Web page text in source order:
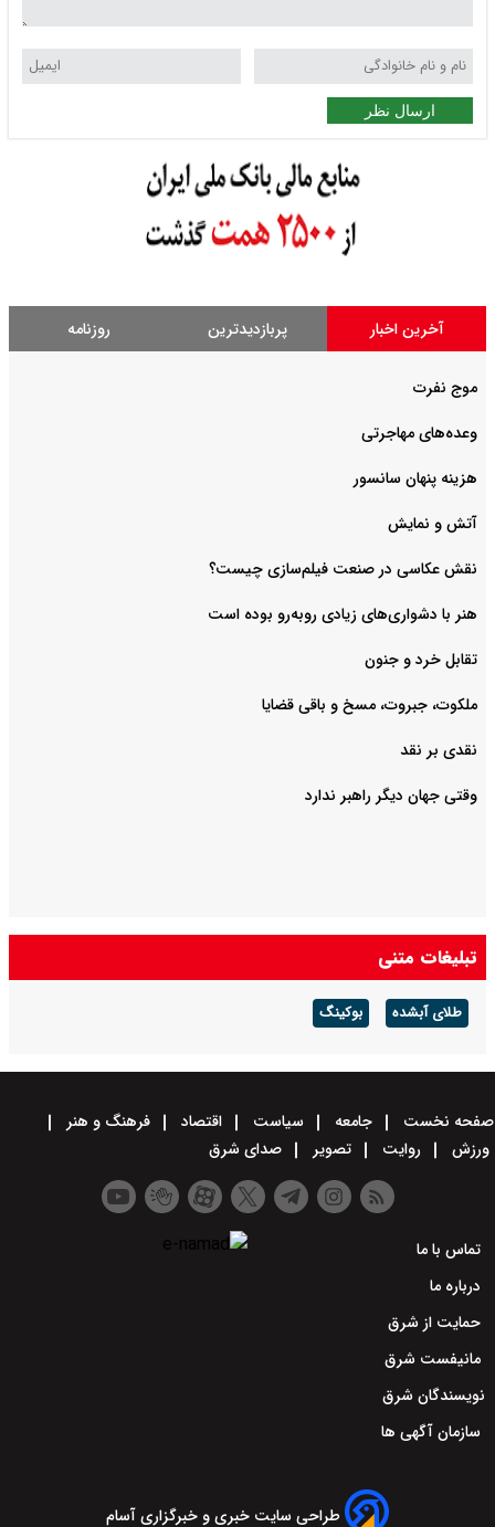
ارسال نظر
آخرین اخبار پربازدیدترین روزنامه
موج نفرت
وعده‌های مهاجرتی
هزینه پنهان سانسور
آتش و نمایش
هنر با دشواری‌های زیادی روبه‌رو بوده است
تقابل خرد و جنون
ملکوت، جبروت، مسخ و باقی قضایا
نقدی بر نقد
وقتی جهان دیگر راهبر ندارد
تبلیغات متنی
طلای آبشده بوکینگ
صفحه نخست جامعه سیاست اقتصاد
فرهنگ و هنر
ورزش
روایت تصویر صدای شرق
تماس با ما
درباره ما
حمایت از شرق
مانیفست شرق
نویسندگان شرق
سازمان آگهی ها
طراحی سایت خبری و خبرگزاری آسام